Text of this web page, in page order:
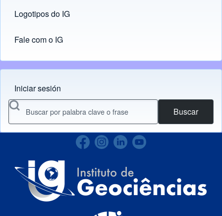
Logotipos do IG
(opens in new tab)
Fale com o IG
Menu do usuário
Iniciar sesión
Buscar